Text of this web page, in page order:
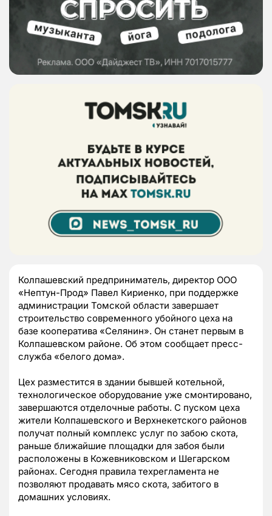
Колпашевский предприниматель, директор ООО
«Нептун-Прод» Павел Кириенко, при поддержке
администрации Томской области завершает
строительство современного убойного цеха на
базе кооператива «Селянин». Он станет первым в
Колпашевском районе. Об этом сообщает пресс-
служба «белого дома».
Цех разместится в здании бывшей котельной,
технологическое оборудование уже смонтировано,
завершаются отделочные работы. С пуском цеха
жители Колпашевского и Верхнекетского районов
получат полный комплекс услуг по забою скота,
раньше ближайшие площадки для забоя были
расположены в Кожевниковском и Шегарском
районах. Сегодня правила техрегламента не
позволяют продавать мясо скота, забитого в
домашних условиях.